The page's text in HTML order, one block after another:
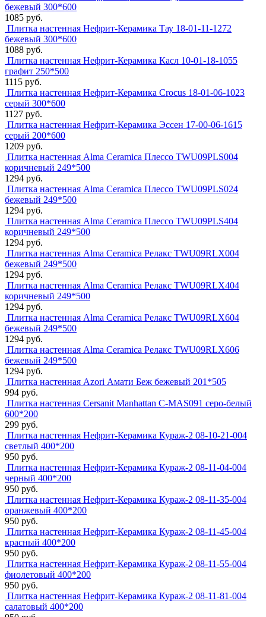
бежевый 300*600
1085 руб.
Плитка настенная Нефрит-Керамика Тау 18-01-11-1272
бежевый 300*600
1088 руб.
Плитка настенная Нефрит-Керамика Касл 10-01-18-1055
графит 250*500
1115 руб.
Плитка настенная Нефрит-Керамика Crocus 18-01-06-1023
серый 300*600
1127 руб.
Плитка настенная Нефрит-Керамика Эссен 17-00-06-1615
серый 200*600
1209 руб.
Плитка настенная Alma Ceramica Плессо TWU09PLS004
коричневый 249*500
1294 руб.
Плитка настенная Alma Ceramica Плессо TWU09PLS024
бежевый 249*500
1294 руб.
Плитка настенная Alma Ceramica Плессо TWU09PLS404
коричневый 249*500
1294 руб.
Плитка настенная Alma Ceramica Релакс TWU09RLX004
бежевый 249*500
1294 руб.
Плитка настенная Alma Ceramica Релакс TWU09RLX404
коричневый 249*500
1294 руб.
Плитка настенная Alma Ceramica Релакс TWU09RLX604
бежевый 249*500
1294 руб.
Плитка настенная Alma Ceramica Релакс TWU09RLX606
бежевый 249*500
1294 руб.
Плитка настенная Azori Амати Беж бежевый 201*505
994 руб.
Плитка настенная Cersanit Manhattan C-MAS091 серо-белый
600*200
299 руб.
Плитка настенная Нефрит-Керамика Кураж-2 08-10-21-004
светлый 400*200
950 руб.
Плитка настенная Нефрит-Керамика Кураж-2 08-11-04-004
черный 400*200
950 руб.
Плитка настенная Нефрит-Керамика Кураж-2 08-11-35-004
оранжевый 400*200
950 руб.
Плитка настенная Нефрит-Керамика Кураж-2 08-11-45-004
красный 400*200
950 руб.
Плитка настенная Нефрит-Керамика Кураж-2 08-11-55-004
фиолетовый 400*200
950 руб.
Плитка настенная Нефрит-Керамика Кураж-2 08-11-81-004
салатовый 400*200